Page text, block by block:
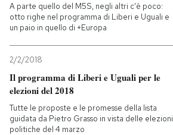
A parte quello del M5S, negli altri c'è poco:
otto righe nel programma di Liberi e Uguali e
un paio in quello di +Europa
2/2/2018
Il programma di Liberi e Uguali per le
elezioni del 2018
Tutte le proposte e le promesse della lista
guidata da Pietro Grasso in vista delle elezioni
politiche del 4 marzo